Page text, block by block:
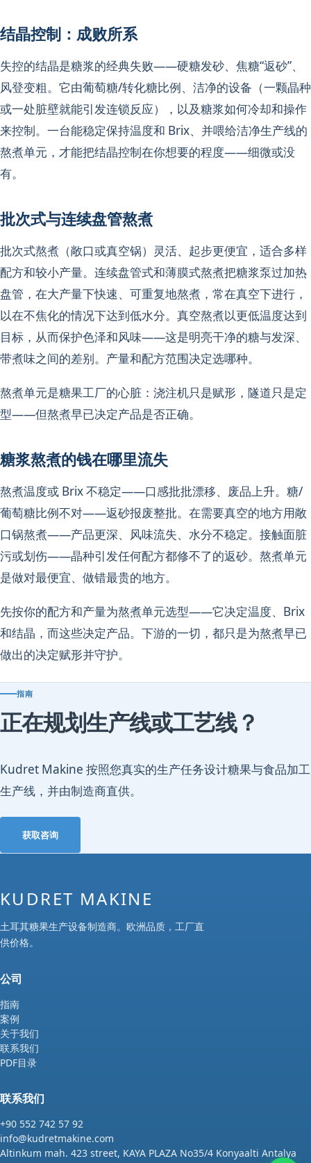
结晶控制：成败所系
失控的结晶是糖浆的经典失败——硬糖发砂、焦糖“返砂”、
风登变粗。它由葡萄糖/转化糖比例、洁净的设备（一颗晶种
或一处脏壁就能引发连锁反应），以及糖浆如何冷却和操作
来控制。一台能稳定保持温度和 Brix、并喂给洁净生产线的
熬煮单元，才能把结晶控制在你想要的程度——细微或没
有。
批次式与连续盘管熬煮
批次式熬煮（敞口或真空锅）灵活、起步更便宜，适合多样
配方和较小产量。连续盘管式和薄膜式熬煮把糖浆泵过加热
盘管，在大产量下快速、可重复地熬煮，常在真空下进行，
以在不焦化的情况下达到低水分。真空熬煮以更低温度达到
目标，从而保护色泽和风味——这是明亮干净的糖与发深、
带煮味之间的差别。产量和配方范围决定选哪种。
熬煮单元是糖果工厂的心脏：浇注机只是赋形，隧道只是定
型——但熬煮早已决定产品是否正确。
糖浆熬煮的钱在哪里流失
熬煮温度或 Brix 不稳定——口感批批漂移、废品上升。糖/
葡萄糖比例不对——返砂报废整批。在需要真空的地方用敞
口锅熬煮——产品更深、风味流失、水分不稳定。接触面脏
污或划伤——晶种引发任何配方都修不了的返砂。熬煮单元
是做对最便宜、做错最贵的地方。
先按你的配方和产量为熬煮单元选型——它决定温度、Brix
和结晶，而这些决定产品。下游的一切，都只是为熬煮早已
做出的决定赋形并守护。
指南
正在规划生产线或工艺线？
Kudret Makine 按照您真实的生产任务设计糖果与食品加工
生产线，并由制造商直供。
获取咨询
KUDRET MAKINE
土耳其糖果生产设备制造商。欧洲品质，工厂直
供价格。
公司
指南
案例
关于我们
联系我们
PDF目录
联系我们
+90 552 742 57 92
info@kudretmakine.com
Altinkum mah. 423 street, KAYA PLAZA No35/4 Konyaalti Antalya